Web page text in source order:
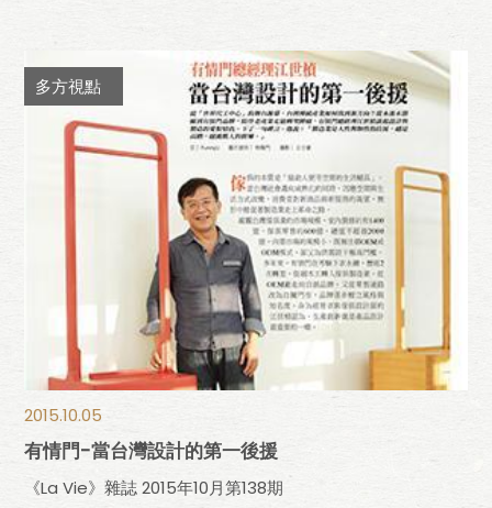
多方視點
2015.10.05
有情門-當台灣設計的第一後援
《La Vie》雜誌 2015年10月第138期